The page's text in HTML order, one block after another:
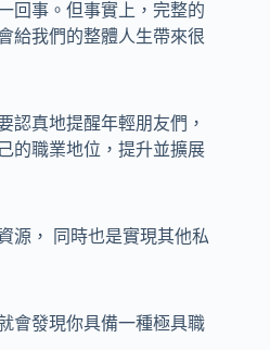
回事。但事實上，完整的
給我們的整體人生帶來很
認真地提醒年輕朋友們，
的職業地位，提升並擴展
源， 同時也是實現其他私
會發現你具備一種極具職